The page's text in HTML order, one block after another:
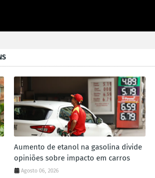
Aumento de etanol na gasolina divide
opiniões sobre impacto em carros
Agosto 06, 2026